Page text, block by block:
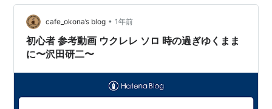
ん最大のヒット曲と言われている「時の過ぎゆくまま
に」です。 リリースが…
cafe_okona’s blog • 1年前
初心者 参考動画 ウクレレ ソロ 時の過ぎゆくまま
に〜沢田研二〜